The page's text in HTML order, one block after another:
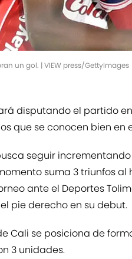
un gol. | VIEW press/GettyImages
disputando el partido
que se conocen bien en
seguir
suma 3 triunfos al
ante el Deportes
pie derecho en su debut.
Cali se posiciona de
3 unidades.